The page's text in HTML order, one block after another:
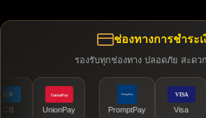
ช่องทางการชำระเ
รองรับทุกช่องทาง ปลอดภัย สะดว
UnionPay PromptPay Visa